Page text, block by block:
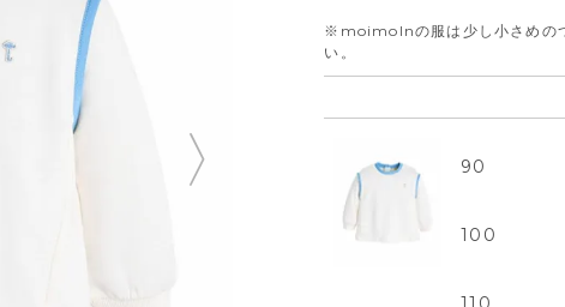
※moimolnの服は少し小さめの
い。
90
100